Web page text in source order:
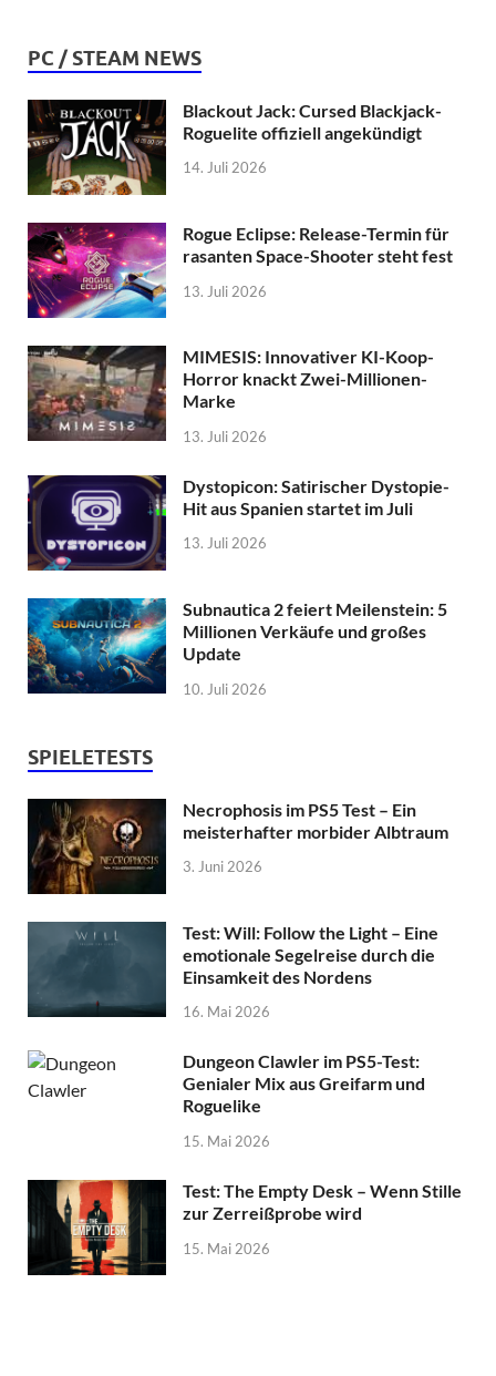
PC / STEAM NEWS
Blackout Jack: Cursed Blackjack-
Roguelite offiziell angekündigt
14. Juli 2026
Rogue Eclipse: Release-Termin für
rasanten Space-Shooter steht fest
13. Juli 2026
MIMESIS: Innovativer KI-Koop-
Horror knackt Zwei-Millionen-
Marke
13. Juli 2026
Dystopicon: Satirischer Dystopie-
Hit aus Spanien startet im Juli
13. Juli 2026
Subnautica 2 feiert Meilenstein: 5
Millionen Verkäufe und großes
Update
10. Juli 2026
SPIELETESTS
Necrophosis im PS5 Test – Ein
meisterhafter morbider Albtraum
3. Juni 2026
Test: Will: Follow the Light – Eine
emotionale Segelreise durch die
Einsamkeit des Nordens
16. Mai 2026
Dungeon Clawler im PS5-Test:
Genialer Mix aus Greifarm und
Roguelike
15. Mai 2026
Test: The Empty Desk – Wenn Stille
zur Zerreißprobe wird
15. Mai 2026